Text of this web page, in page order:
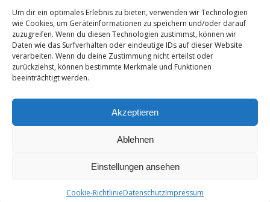
Um dir ein optimales Erlebnis zu bieten, verwenden wir Technologien
wie Cookies, um Geräteinformationen zu speichern und/oder darauf
zuzugreifen. Wenn du diesen Technologien zustimmst, können wir
Daten wie das Surfverhalten oder eindeutige IDs auf dieser Website
verarbeiten. Wenn du deine Zustimmung nicht erteilst oder
zurückziehst, können bestimmte Merkmale und Funktionen
beeinträchtigt werden.
Akzeptieren
Ablehnen
Einstellungen ansehen
Cookie-RichtlinieDatenschutzImpressum
Theme by Kriesi